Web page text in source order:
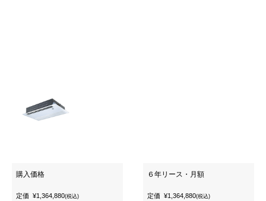
購入価格
定価 ¥1,364,880(税込)
６年リース・月額
定価 ¥1,364,880(税込)